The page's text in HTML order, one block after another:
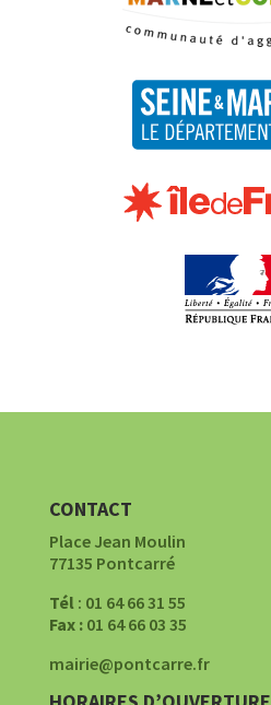
CONTACT
Place Jean Moulin
77135 Pontcarré
Tél: 01 64 66 31 55
Fax :01 64 66 03 35
mairie@pontcarre.fr